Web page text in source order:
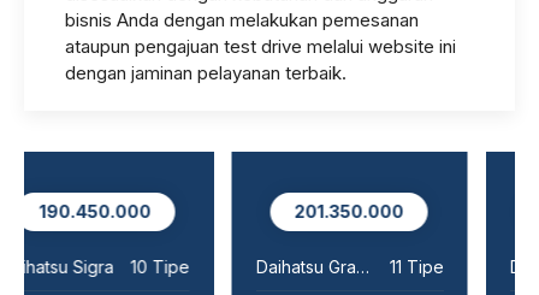
bisnis Anda dengan melakukan pemesanan
ataupun pengajuan test drive melalui website ini
dengan jaminan pelayanan terbaik.
201.350.000
Daihatsu Gran Max MiniBus 11 Tipe
243.950.000
Daihatsu Rocky 31 Tipe